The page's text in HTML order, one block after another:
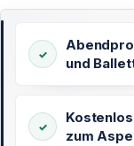
und
zum